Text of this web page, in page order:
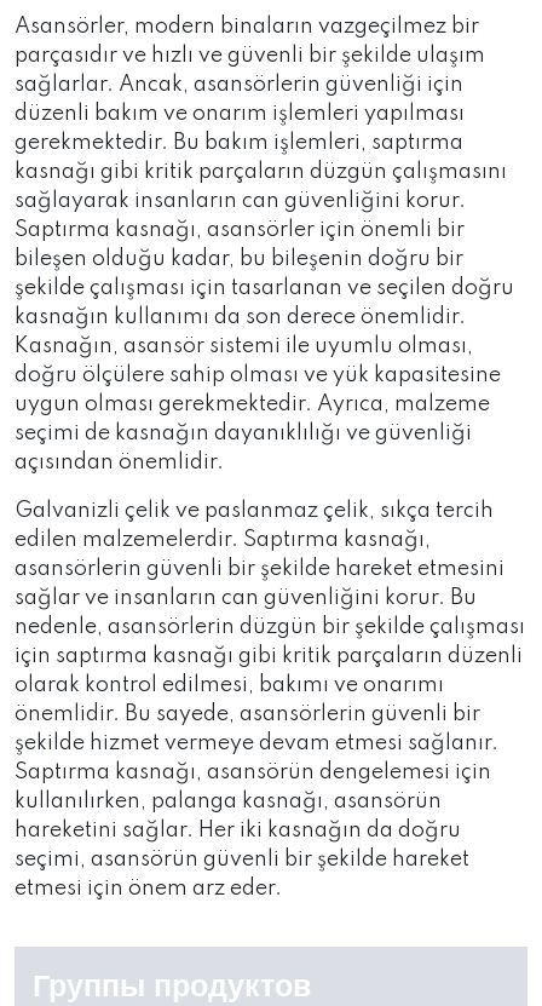
Группы продуктов
Asansörler, modern binaların vazgeçilmez bir
parçasıdır ve hızlı ve güvenli bir şekilde ulaşım
sağlarlar. Ancak, asansörlerin güvenliği için
düzenli bakım ve onarım işlemleri yapılması
gerekmektedir. Bu bakım işlemleri, saptırma
kasnağı gibi kritik parçaların düzgün çalışmasını
sağlayarak insanların can güvenliğini korur.
Saptırma kasnağı, asansörler için önemli bir
bileşen olduğu kadar, bu bileşenin doğru bir
şekilde çalışması için tasarlanan ve seçilen doğru
kasnağın kullanımı da son derece önemlidir.
Kasnağın, asansör sistemi ile uyumlu olması,
doğru ölçülere sahip olması ve yük kapasitesine
uygun olması gerekmektedir. Ayrıca, malzeme
seçimi de kasnağın dayanıklılığı ve güvenliği
açısından önemlidir.
Galvanizli çelik ve paslanmaz çelik, sıkça tercih
edilen malzemelerdir. Saptırma kasnağı,
asansörlerin güvenli bir şekilde hareket etmesini
sağlar ve insanların can güvenliğini korur. Bu
nedenle, asansörlerin düzgün bir şekilde çalışması
için saptırma kasnağı gibi kritik parçaların düzenli
olarak kontrol edilmesi, bakımı ve onarımı
önemlidir. Bu sayede, asansörlerin güvenli bir
şekilde hizmet vermeye devam etmesi sağlanır.
Saptırma kasnağı, asansörün dengelemesi için
kullanılırken, palanga kasnağı, asansörün
hareketini sağlar. Her iki kasnağın da doğru
seçimi, asansörün güvenli bir şekilde hareket
etmesi için önem arz eder.